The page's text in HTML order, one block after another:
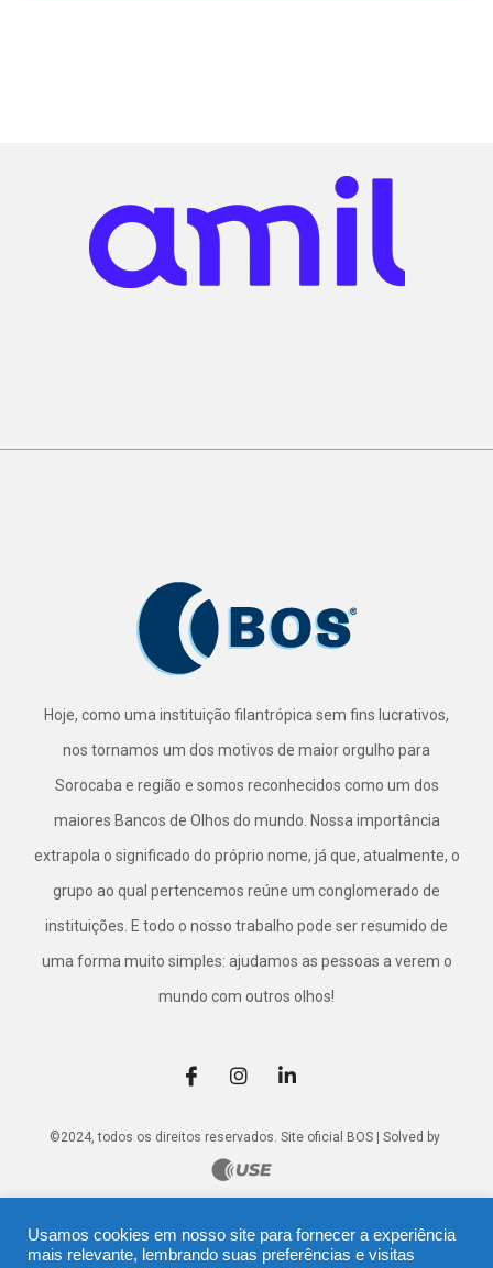
Hoje, como uma instituição filantrópica sem fins lucrativos,
nos tornamos um dos motivos de maior orgulho para
Sorocaba e região e somos reconhecidos como um dos
maiores Bancos de Olhos do mundo. Nossa importância
extrapola o significado do próprio nome, já que, atualmente, o
grupo ao qual pertencemos reúne um conglomerado de
instituições. E todo o nosso trabalho pode ser resumido de
uma forma muito simples: ajudamos as pessoas a verem o
mundo com outros olhos!
©2024, todos os direitos reservados. Site oficial BOS | Solved by
Usamos cookies em nosso site para fornecer a experiência
mais relevante, lembrando suas preferências e visitas